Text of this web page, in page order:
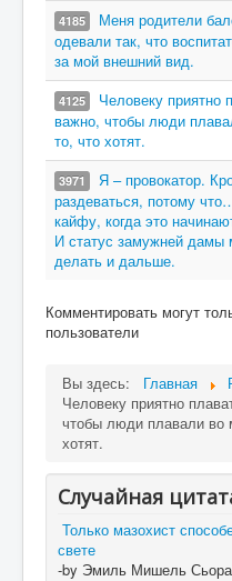
4185
Меня родители
одевали так, что
за мой внешний вид.
4125
Человеку приятно
важно, чтобы люди
то, что хотят.
3971
Я – провокатор.
раздеваться, потому
кайфу, когда это
И статус замужней дамы
делать и дальше.
Комментировать могут
пользователи
Вы здесь: Главная
Человеку приятно
чтобы люди плавали во
хотят.
Случайная
Только мазохист
свете
-by Эмиль Мишель